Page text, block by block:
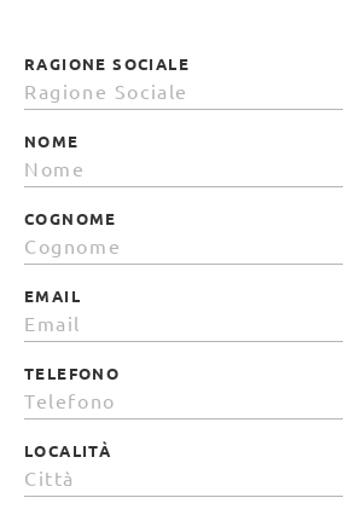
RAGIONE SOCIALE
NOME
COGNOME
EMAIL
TELEFONO
LOCALITÀ